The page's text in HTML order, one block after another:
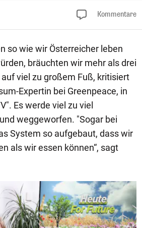
Kommentare
so wie wir Österreicher leben
bräuchten wir mehr als drei
viel zu großem Fuß, kritisiert
Expertin bei Greenpeace, in
Es werde viel zu viel
weggeworfen. "Sogar bei
System so aufgebaut, dass wir
als wir essen können“, sagt